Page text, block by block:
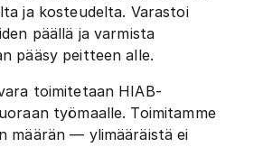
ja kosteudelta. Varastoi
päällä ja varmista
pääsy peitteen alle.
toimitetaan HIAB-
työmaalle. Toimitamme
määrän — ylimääräistä ei